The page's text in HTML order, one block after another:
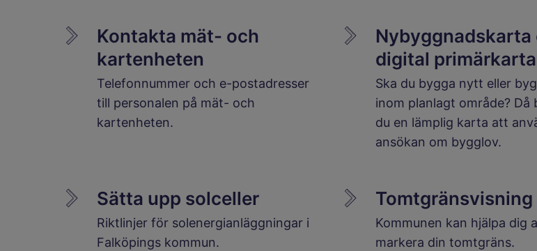
Kontakta mät- och
kartenheten
Telefonnummer och e-postadresser
till personalen på mät- och
kartenheten.
Nybyggnadskarta
digital primärkarta
Ska du bygga nytt eller
inom planlagt område? Då
du en lämplig karta att
ansökan om bygglov.
Sätta upp solceller
Riktlinjer för solenergianläggningar i
Falköpings kommun.
Tomtgränsvisning
Kommunen kan hjälpa dig
markera din tomtgräns.